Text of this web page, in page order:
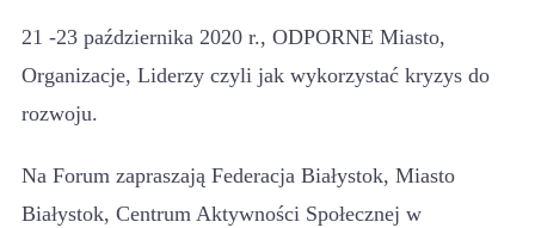
21 -23 października 2020 r., ODPORNE Miasto,
Organizacje, Liderzy czyli jak wykorzystać kryzys do
rozwoju.
Na Forum zapraszają Federacja Białystok, Miasto
Białystok, Centrum Aktywności Społecznej w